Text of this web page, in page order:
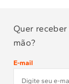
Timer
Capacidade
Quer receber
mão?
E-mail